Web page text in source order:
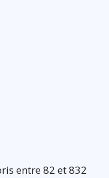
entre 82 et 832